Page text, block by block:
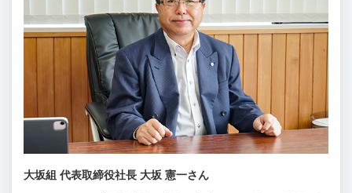
大坂組 代表取締役社長 大坂 憲一さん